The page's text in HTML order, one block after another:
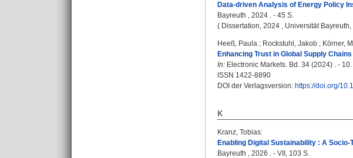
Data-driven Analysis of Energy Policy
Bayreuth , 2024 . - 45 S.
( Dissertation, 2024 , Universität
Heeß, Paula ; Rockstuhl, Jakob ; Körner,
Enhancing Trust in Global Supply
In: Electronic Markets. Bd. 34 (2024) . - 10.
ISSN 1422-8890
DOI der Verlagsversion: https://doi.org/
K
Kranz, Tobias:
Enabling Digital Sustainability : A
Bayreuth , 2026 . - VII, 103 S.